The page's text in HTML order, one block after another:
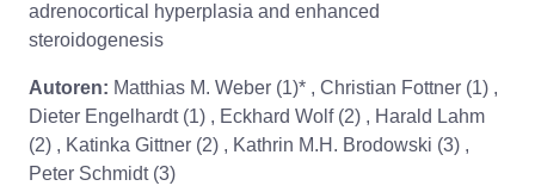
adrenocortical hyperplasia and enhanced
steroidogenesis
Autoren: Matthias M. Weber (1)* , Christian Fottner (1) ,
Dieter Engelhardt (1) , Eckhard Wolf (2) , Harald Lahm
(2) , Katinka Gittner (2) , Kathrin M.H. Brodowski (3) ,
Peter Schmidt (3)